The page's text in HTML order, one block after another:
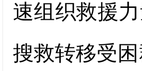
速组织救援
搜救转移受